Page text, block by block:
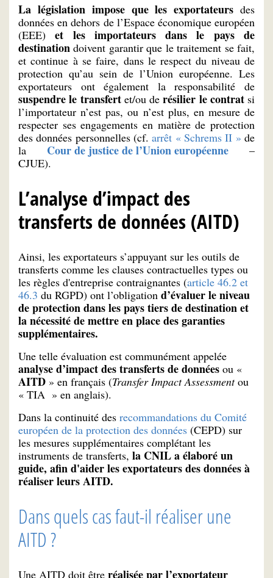
La législation impose que les exportateurs des
données en dehors de l’Espace économique européen
(EEE)et les importateurs dans le pays de
destination doivent garantir que le traitement se fait,
et continue à se faire, dans le respect du niveau de
protection qu’au sein de l’Union européenne. Les
exportateurs ont également la responsabilité de
suspendre le transfertet/ou derésilier le contrat si
l’importateur n’est pas, ou n’est plus, en mesure de
respecter ses engagements en matière de protection
des données personnelles (cf.arrêt « Schrems II » de
la Cour de justice de l’Union européenne–
CJUE).
L’analyse d’impact des
transferts de données (AITD)
Ainsi, les exportateurs s’appuyant sur les outils de
transferts comme les clauses contractuelles types ou
les règles d'entreprise contraignantes (article 46.2 et
46.3 du RGPD) ont l’obligation d’évaluer le niveau
de protection dans les pays tiers de destination et
la nécessité de mettre en place des garanties
supplémentaires.
Une telle évaluation est communément appelée
analyse d’impact des transferts de données ou «
AITD » en français (Transfer Impact Assessmentou
« TIA » en anglais).
Dans la continuité des recommandations du Comité
européen de la protection des données (CEPD) sur
les mesures supplémentaires complétant les
instruments de transferts, la CNIL a élaboré un
guide, afin d'aider les exportateurs des données à
réaliser leurs AITD.
Dans quels cas faut-il réaliser une
AITD ?
Une AITD doit être réalisée par l’exportateur